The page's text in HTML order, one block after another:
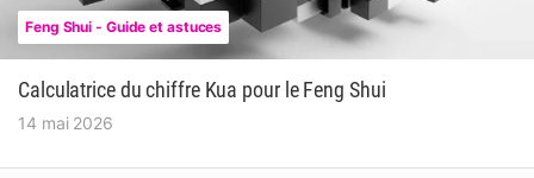
Feng Shui - Guide et astuces
Calculatrice du chiffre Kua pour le Feng Shui
14 mai 2026